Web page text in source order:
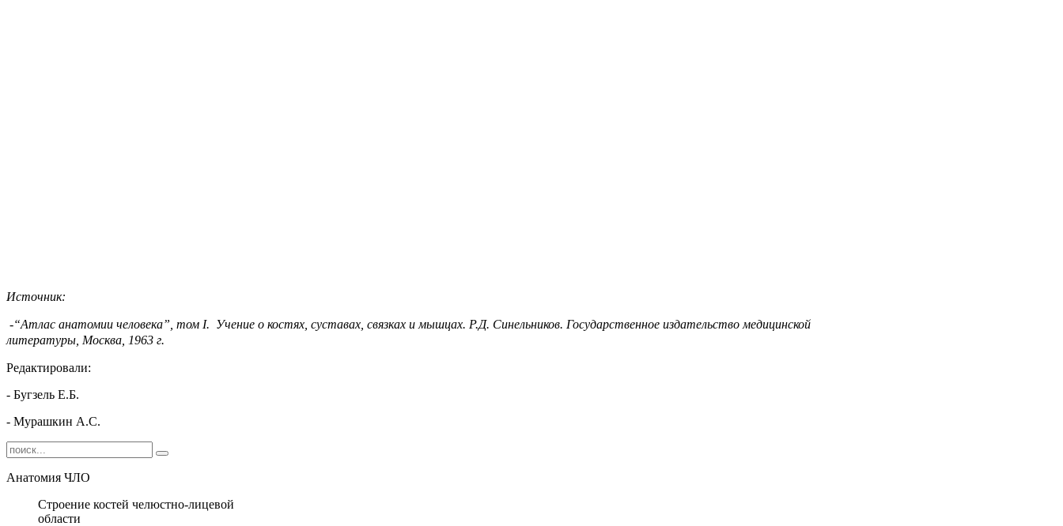
Источник:
-“Атлас анатомии человека”, том I. Учение о костях, суставах, связках и мышцах. Р.Д. Синельников. Государственное издательство медицинской
литературы, Москва, 1963 г.
Редактировали:
- Бугзель Е.Б.
- Мурашкин А.С.
Анатомия ЧЛО
Строение костей челюстно-лицевой
области